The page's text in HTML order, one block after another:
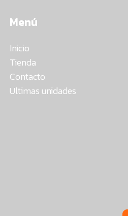
Menú
Inicio
Tienda
Contacto
Ultimas unidades